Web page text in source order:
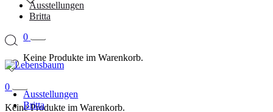
Ausstellungen
Britta
0
Keine Produkte im Warenkorb.
0
Keine Produkte im Warenkorb.
Ausstellungen
Britta